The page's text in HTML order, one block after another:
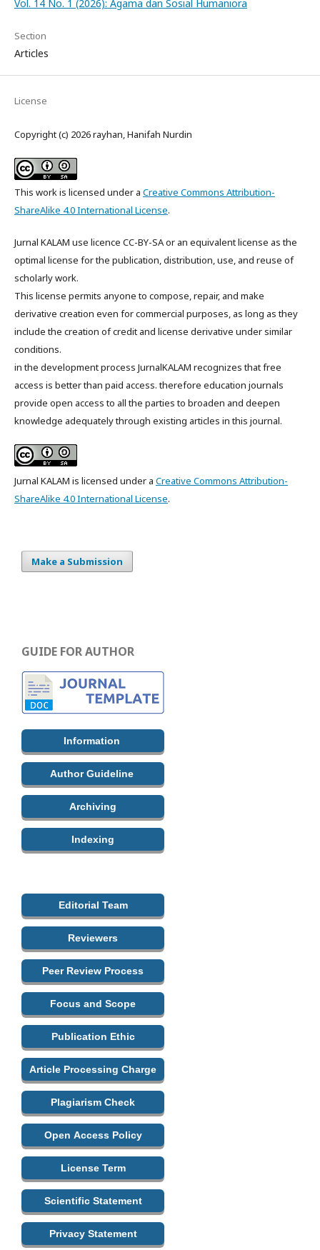
Vol. 14 No. 1 (2026): Agama dan Sosial Humaniora
Section
Articles
License
Copyright (c) 2026 rayhan, Hanifah Nurdin
This work is licensed under a Creative Commons Attribution-
ShareAlike 4.0 International License.
Jurnal KALAM use licence CC-BY-SA or an equivalent license as the
optimal license for the publication, distribution, use, and reuse of
scholarly work.
This license permits anyone to compose, repair, and make
derivative creation even for commercial purposes, as long as they
include the creation of credit and license derivative under similar
conditions.
in the development process JurnalKALAM recognizes that free
access is better than paid access. therefore education journals
provide open access to all the parties to broaden and deepen
knowledge adequately through existing articles in this journal.
Jurnal KALAM is licensed under a Creative Commons Attribution-
ShareAlike 4.0 International License.
Make a Submission
GUIDE FOR AUTHOR
Information
Author Guideline
Archiving
Indexing
Editorial Team
Reviewers
Peer Review Process
Focus and Scope
Publication Ethic
Article Processing Charge
Plagiarism Check
Open Access Policy
License Term
Scientific Statement
Privacy Statement